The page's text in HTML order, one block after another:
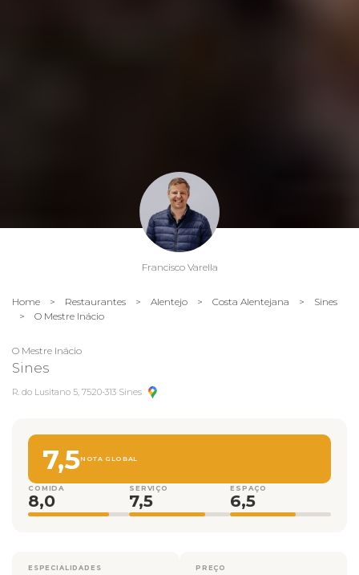
Francisco Varella
Home > Restaurantes > Alentejo > Costa Alentejana > Sines
> O Mestre Inácio
O Mestre Inácio
Sines
R. do Lusitano 5, 7520-313 Sines
7,5NOTA GLOBAL
COMIDA
8,0
SERVIÇO
7,5
ESPAÇO
6,5
ESPECIALIDADES PREÇO